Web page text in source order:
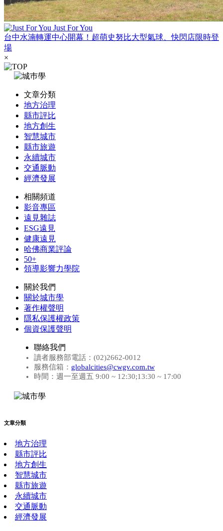
Just For You
台中水湳轉運中心開幕！超萌史努比大型氣球、快閃店限時登
場
×
文章分類
地方治理
縣市評比
地方創生
智慧城市
縣市旅遊
永續城市
交通脈動
經濟發展
相關頻道
影音專區
遠見雜誌
ESG遠見
健康遠見
哈佛商業評論
50+
領導影響力學院
關於我們
關於城市學
著作權聲明
隱私保護權政策
個資保護聲明
聯絡我們
讀者服務部電話：(02)2662-0012
服務信箱： globalcities@cwgv.com.tw
時間：週一至週五 9:00 ~ 12:30;13:30 ~ 17:00
文章分類
地方治理
縣市評比
地方創生
智慧城市
縣市旅遊
永續城市
交通脈動
經濟發展